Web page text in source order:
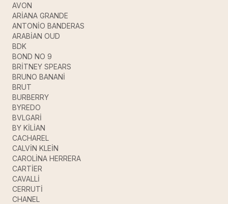
AVON
ARİANA GRANDE
ANTONİO BANDERAS
ARABİAN OUD
BDK
BOND NO 9
BRİTNEY SPEARS
BRUNO BANANİ
BRUT
BURBERRY
BYREDO
BVLGARİ
BY KİLİAN
CACHAREL
CALVİN KLEİN
CAROLİNA HERRERA
CARTİER
CAVALLİ
CERRUTİ
CHANEL